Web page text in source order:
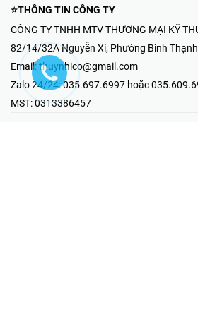
⭐THÔNG TIN CÔNG TY
CÔNG TY TNHH MTV THƯƠNG MẠI KỸ
82/14/32A Nguyễn Xí, Phường Bình
Email: thuynhico@gmail.com
Zalo 24/24:035.697.6997 hoặc
MST:0313386457